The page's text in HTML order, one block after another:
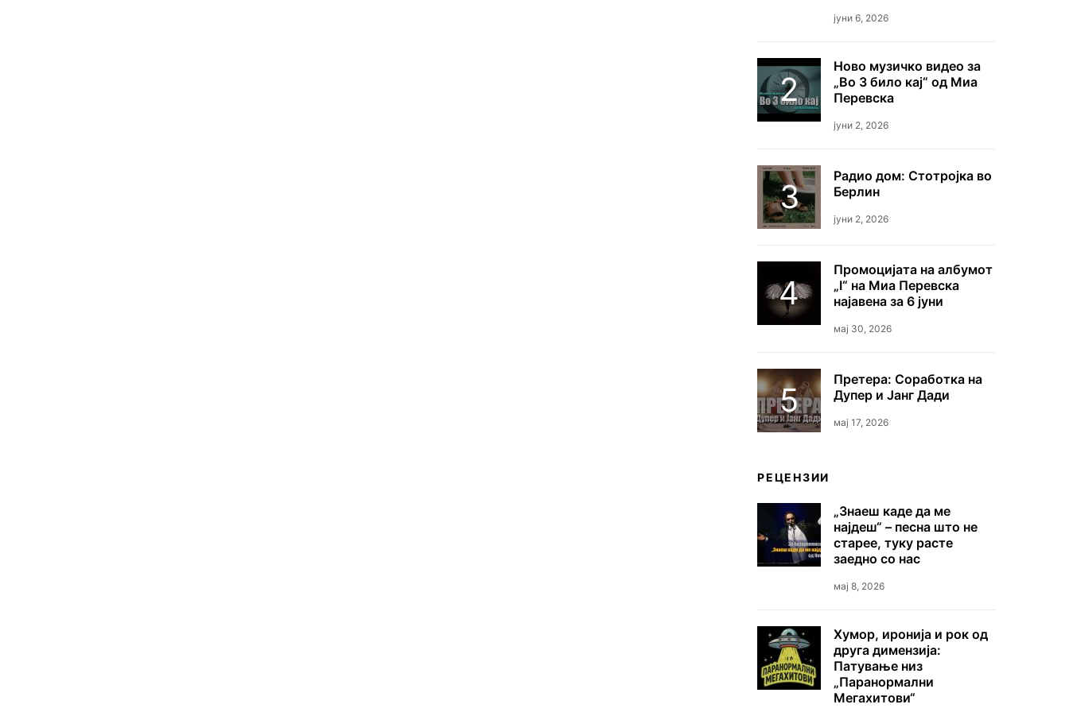
јуни 6, 2026
Ново музичко видео за
„Во 3 било кај“ од Миа
Перевска
јуни 2, 2026
Радио дом: Стотројка во
Берлин
јуни 2, 2026
Промоцијата на албумот
„I“ на Миа Перевска
најавена за 6 јуни
мај 30, 2026
Претера: Соработка на
Дупер и Јанг Дади
мај 17, 2026
РЕЦЕНЗИИ
„Знаеш каде да ме
најдеш“ – песна што не
старее, туку расте
заедно со нас
мај 8, 2026
Хумор, иронија и рок од
друга димензија:
Патување низ
„Паранормални
Мегахитови“